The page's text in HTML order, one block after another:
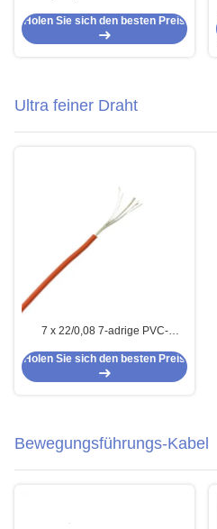
Holen Sie sich den besten Preis
Ultra feiner Draht
7 x 22/0,08 7-adrige PVC-
Kabelsensorsteuerung
Holen Sie sich den besten Preis
Bewegungsführungs-Kabel